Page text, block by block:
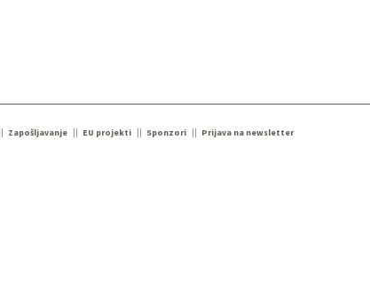
Zapošljavanje EU projekti Sponzori
Prijava na newsletter